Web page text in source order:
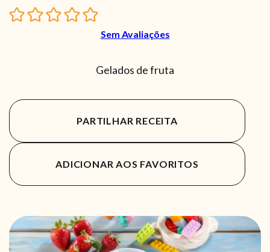
Sem Avaliações
Gelados de fruta
PARTILHAR RECEITA
ADICIONAR AOS FAVORITOS